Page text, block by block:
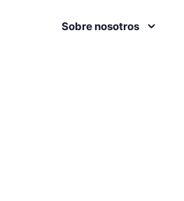
Sobre nosotros